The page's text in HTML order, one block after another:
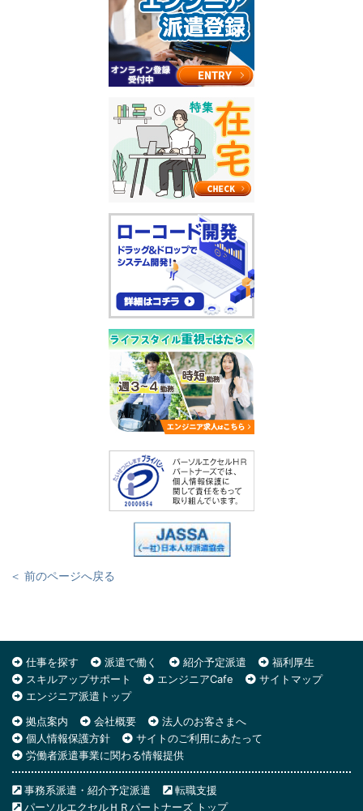
＜ 前のページへ戻る
仕事を探す 派遣で働く 紹介予定派遣
福利厚生
スキルアップサポート
エンジニアCafe
サイトマップ
エンジニア派遣トップ
拠点案内
会社概要
法人のお客さまへ
個人情報保護方針
サイトのご利用にあたって
労働者派遣事業に関わる情報提供
事務系派遣・紹介予定派遣
転職支援
パーソルエクセルＨＲパートナーズ トップ